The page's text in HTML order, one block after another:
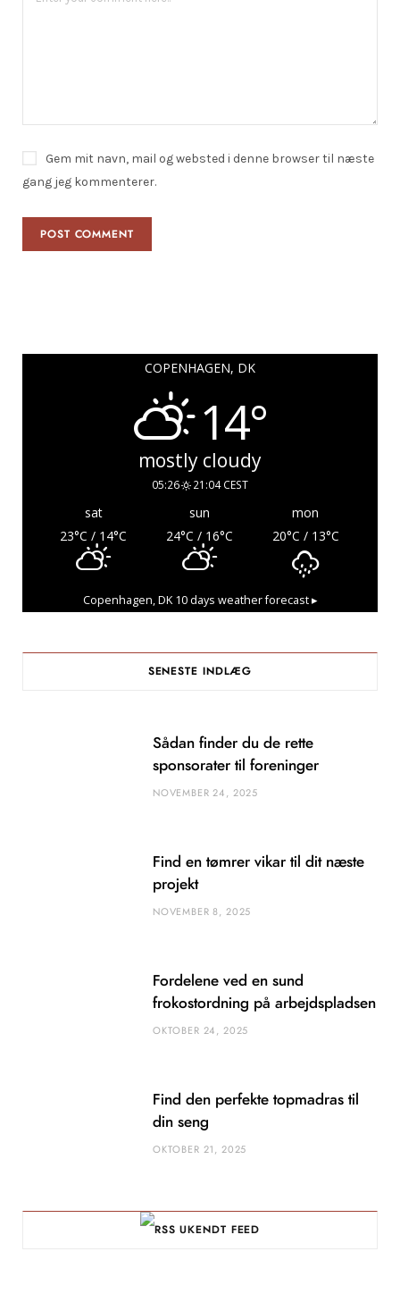
Gem mit navn, mail og websted i denne browser til næste
gang jeg kommenterer.
COPENHAGEN, DK
14°
mostly cloudy
05:26 21:04 CEST
sat sun
mon
23°C / 14°C 24°C / 16°C 20°C / 13°C
Copenhagen, DK10 days weather forecast ▸
SENESTE INDLÆG
Sådan finder du de rette
sponsorater til foreninger
NOVEMBER 24, 2025
Find en tømrer vikar til dit næste
projekt
NOVEMBER 8, 2025
Fordelene ved en sund
frokostordning på arbejdspladsen
OKTOBER 24, 2025
Find den perfekte topmadras til
din seng
OKTOBER 21, 2025
UKENDT FEED